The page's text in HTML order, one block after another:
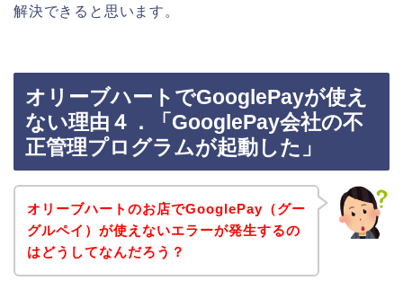
解決できると思います。
オリーブハートでGooglePayが使え
ない理由４．「GooglePay会社の不
正管理プログラムが起動した」
オリーブハートのお店でGooglePay（グー
グルペイ）が使えないエラーが発生するの
はどうしてなんだろう？